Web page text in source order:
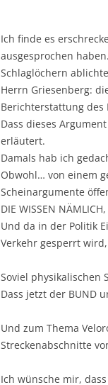
Ich finde es
ausgesprochen
Schlaglöchern
Herrn Griesenberg:
Berichterstattung des
Dass dieses
erläutert.
Damals hab ich
Obwohl… von einem
Scheinargumente
DIE WISSEN
Und da in der Politik
Verkehr gesperrt wird,
Soviel physikalischen
Dass jetzt der BUND
Und zum Thema
Streckenabschnitte
Ich wünsche mir,